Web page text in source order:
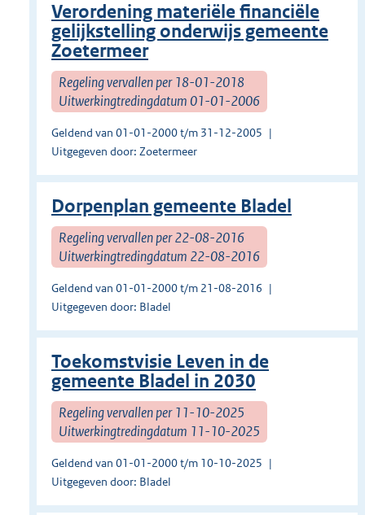
Verordening materiële financiële
gelijkstelling onderwijs gemeente
Zoetermeer
Regeling vervallen per 18-01-2018
Uitwerkingtredingdatum 01-01-2006
Geldend van 01-01-2000 t/m 31-12-2005
Uitgegeven door: Zoetermeer
Dorpenplan gemeente Bladel
Regeling vervallen per 22-08-2016
Uitwerkingtredingdatum 22-08-2016
Geldend van 01-01-2000 t/m 21-08-2016
Uitgegeven door: Bladel
Toekomstvisie Leven in de
gemeente Bladel in 2030
Regeling vervallen per 11-10-2025
Uitwerkingtredingdatum 11-10-2025
Geldend van 01-01-2000 t/m 10-10-2025
Uitgegeven door: Bladel